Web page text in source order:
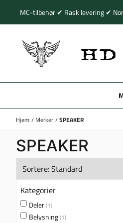
Hopp til innhold
MC-tilbehør ✔ Rask levering ✔
Hjem / Merker /SPEAKER
SPEAKER
Kategorier
Deler(1)
Belysning(1)